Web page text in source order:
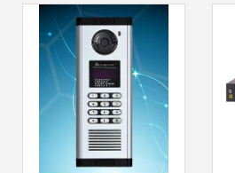
网络技术服务为路
径